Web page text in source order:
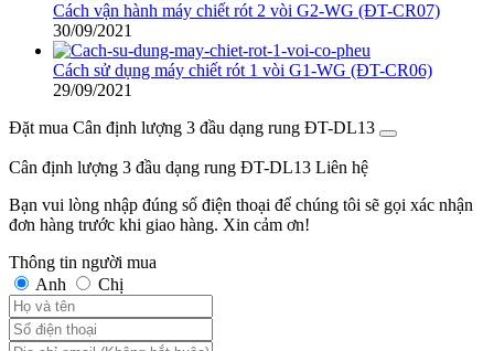
Cách vận hành máy chiết rót 2 vòi G2-WG (ĐT-CR07)
30/09/2021
Cách sử dụng máy chiết rót 1 vòi G1-WG (ĐT-CR06)
29/09/2021
Đặt mua Cân định lượng 3 đầu dạng rung ĐT-DL13
Cân định lượng 3 đầu dạng rung ĐT-DL13 Liên hệ
Bạn vui lòng nhập đúng số điện thoại để chúng tôi sẽ gọi xác nhận
đơn hàng trước khi giao hàng. Xin cảm ơn!
Thông tin người mua
Anh
Chị